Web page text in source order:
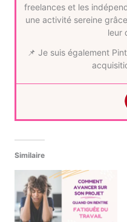
freelances et les
une activité sereine
leur
📌 Je suis également
Similaire